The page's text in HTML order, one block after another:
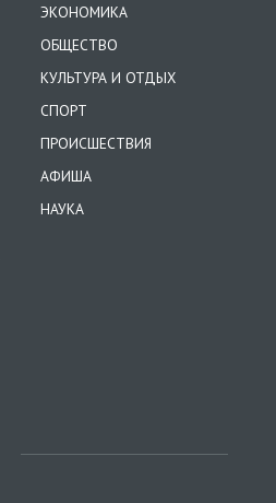
ЭКОНОМИКА
ОБЩЕСТВО
КУЛЬТУРА И ОТДЫХ
СПОРТ
ПРОИСШЕСТВИЯ
АФИША
НАУКА